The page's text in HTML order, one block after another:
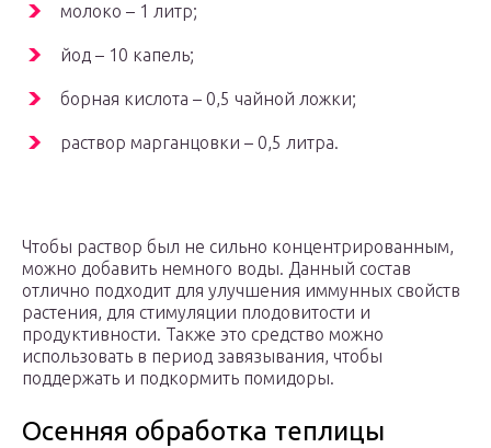
молоко – 1 литр;
йод – 10 капель;
борная кислота – 0,5 чайной ложки;
раствор марганцовки – 0,5 литра.
Чтобы раствор был не сильно концентрированным,
можно добавить немного воды. Данный состав
отлично подходит для улучшения иммунных свойств
растения, для стимуляции плодовитости и
продуктивности. Также это средство можно
использовать в период завязывания, чтобы
поддержать и подкормить помидоры.
Осенняя обработка теплицы